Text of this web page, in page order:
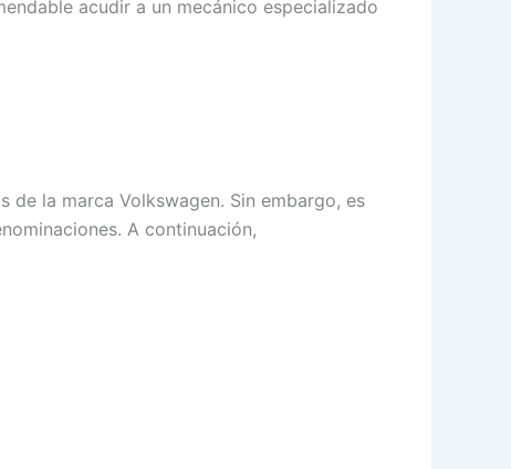
acudir a un mecánico especializado
la marca Volkswagen. Sin embargo, es
A continuación,